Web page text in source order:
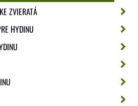
ZVIERATÁ
HYDINU